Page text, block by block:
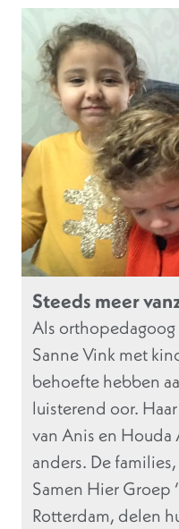
Steeds meer
Als
Sanne Vink met
behoefte hebben
luisterend oor.
van Anis en
anders. De
Samen Hier Groep
Rotterdam, delen